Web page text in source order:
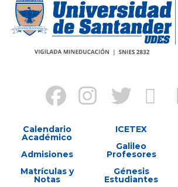
Calendario
Académico
Admisiones
Matrículas y
Notas
ICETEX
Galileo
Profesores
Génesis
Estudiantes